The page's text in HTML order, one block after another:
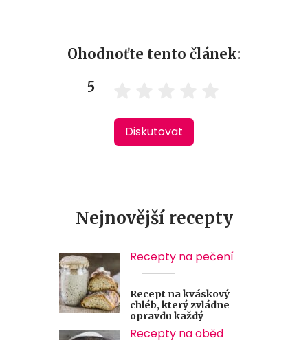
Ohodnoťte tento článek:
5
Diskutovat
Nejnovější recepty
Recepty na pečení
Recept na kváskový
chléb, který zvládne
opravdu každý
Recepty na oběd